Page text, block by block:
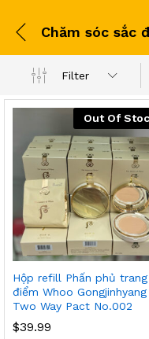
Chăm sóc sắc
Filter
Out Of
Hộp refill Phấn phủ trang
điểm Whoo Gongjinhyang
Two Way Pact No.002
$39.99